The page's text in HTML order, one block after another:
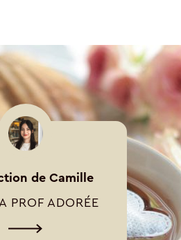
de Camille
PROF ADORÉE